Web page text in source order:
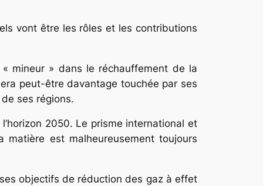
vont être les rôles et les contributions
mineur » dans le réchauffement de la
peut-être davantage touchée par ses
ses régions.
2050. Le prisme international et
est malheureusement toujours
objectifs de réduction des gaz à effet